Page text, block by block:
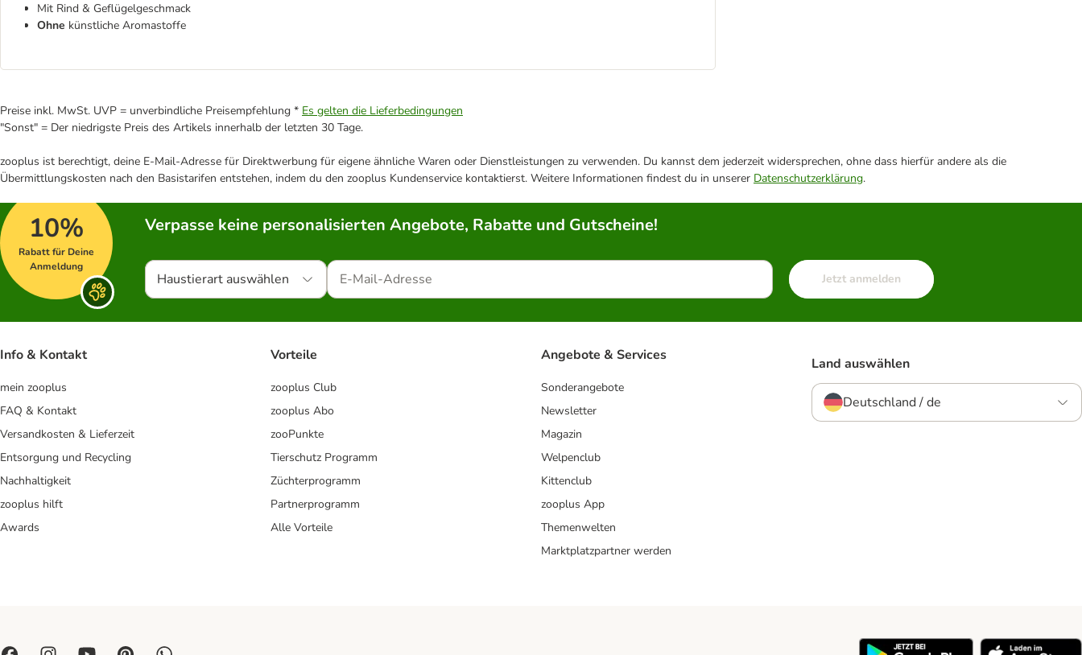
Mit Rind & Geflügelgeschmack
Ohne künstliche Aromastoffe
Preise inkl. MwSt. UVP = unverbindliche Preisempfehlung * Es gelten die Lieferbedingungen
"Sonst" = Der niedrigste Preis des Artikels innerhalb der letzten 30 Tage.
zooplus ist berechtigt, deine E-Mail-Adresse für Direktwerbung für eigene ähnliche Waren oder Dienstleistungen zu verwenden. Du kannst dem jederzeit widersprechen, ohne dass hierfür andere als die
Übermittlungskosten nach den Basistarifen entstehen, indem du den zooplus Kundenservice kontaktierst. Weitere Informationen findest du in unserer Datenschutzerklärung.
10%
Rabatt für Deine
Anmeldung
Verpasse keine personalisierten Angebote, Rabatte und Gutscheine!
Haustierart auswählen Jetzt anmelden
Info & Kontakt
mein zooplus
FAQ & Kontakt
Versandkosten & Lieferzeit
Entsorgung und Recycling
Nachhaltigkeit
zooplus hilft
Awards
Vorteile
zooplus Club
zooplus Abo
zooPunkte
Tierschutz Programm
Züchterprogramm
Partnerprogramm
Alle Vorteile
Angebote & Services
Sonderangebote
Newsletter
Magazin
Welpenclub
Kittenclub
zooplus App
Themenwelten
Marktplatzpartner werden
Land auswählen
Deutschland / de